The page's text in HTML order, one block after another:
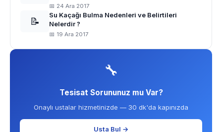
📅 24 Ara 2017
📝
Su Kaçağı Bulma Nedenleri ve Belirtileri
Nelerdir ?
📅 19 Ara 2017
🔧
Tesisat Sorununuz mu Var?
Onaylı ustalar hizmetinizde — 30 dk'da kapınızda
Usta Bul →